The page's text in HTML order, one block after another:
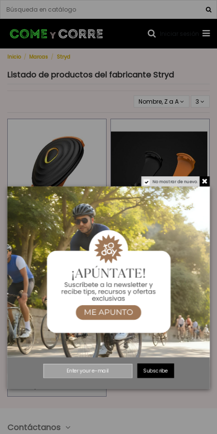
Iniciar sesión
Inicio Marcas Stryd
Listado de productos del fabricante Stryd
Nombre, Z a A 3
Stryd Wind
Potenciómetro para
Running
STRYD Clip para Stryd
Wind (2 unidades)
STRYD Cargador con
cable modelo Stryd
Contáctanos
No mostrar de nuevo.
Subscribe